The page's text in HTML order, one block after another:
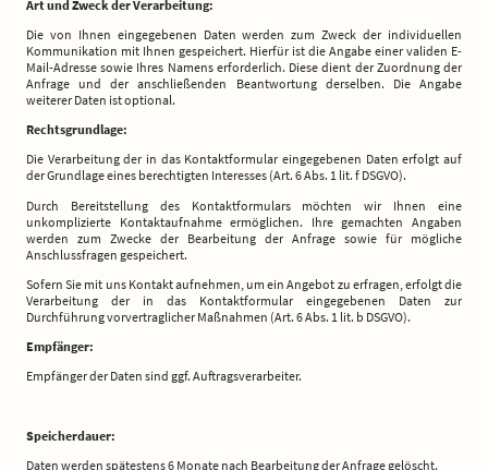
Art und Zweck der Verarbeitung:
Die von Ihnen eingegebenen Daten werden zum Zweck der individuellen
Kommunikation mit Ihnen gespeichert. Hierfür ist die Angabe einer validen E-
Mail-Adresse sowie Ihres Namens erforderlich. Diese dient der Zuordnung der
Anfrage und der anschließenden Beantwortung derselben. Die Angabe
weiterer Daten ist optional.
Rechtsgrundlage:
Die Verarbeitung der in das Kontaktformular eingegebenen Daten erfolgt auf
der Grundlage eines berechtigten Interesses (Art. 6 Abs. 1 lit. f DSGVO).
Durch Bereitstellung des Kontaktformulars möchten wir Ihnen eine
unkomplizierte Kontaktaufnahme ermöglichen. Ihre gemachten Angaben
werden zum Zwecke der Bearbeitung der Anfrage sowie für mögliche
Anschlussfragen gespeichert.
Sofern Sie mit uns Kontakt aufnehmen, um ein Angebot zu erfragen, erfolgt die
Verarbeitung der in das Kontaktformular eingegebenen Daten zur
Durchführung vorvertraglicher Maßnahmen (Art. 6 Abs. 1 lit. b DSGVO).
Empfänger:
Empfänger der Daten sind ggf. Auftragsverarbeiter.
Speicherdauer:
Daten werden spätestens 6 Monate nach Bearbeitung der Anfrage gelöscht.